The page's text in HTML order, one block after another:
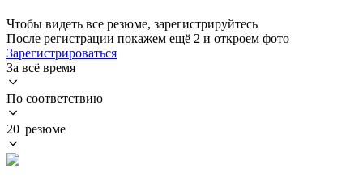
Чтобы видеть все резюме, зарегистрируйтесь
После регистрации покажем ещё 2 и откроем фото
Зарегистрироваться
За всё время
По соответствию
20 резюме